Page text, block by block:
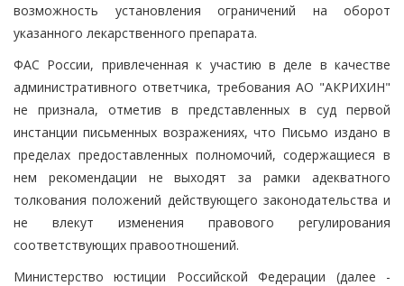
возможность установления ограничений на оборот
указанного лекарственного препарата.
ФАС России, привлеченная к участию в деле в качестве
административного ответчика, требования АО "АКРИХИН"
не признала, отметив в представленных в суд первой
инстанции письменных возражениях, что Письмо издано в
пределах предоставленных полномочий, содержащиеся в
нем рекомендации не выходят за рамки адекватного
толкования положений действующего законодательства и
не влекут изменения правового регулирования
соответствующих правоотношений.
Министерство юстиции Российской Федерации (далее -